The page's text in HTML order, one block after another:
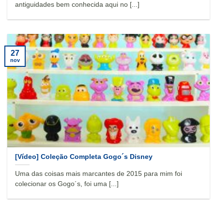
antiguidades bem conhecida aqui no [...]
[Vídeo] Coleção Completa Gogo´s Disney
Uma das coisas mais marcantes de 2015 para mim foi
colecionar os Gogo´s, foi uma [...]
27
nov